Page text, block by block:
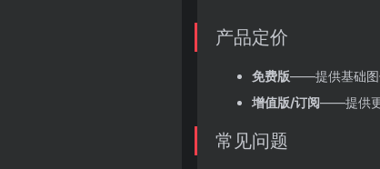
产品定价
免费版——提供基础图
增值版/订阅——提供更
常见问题